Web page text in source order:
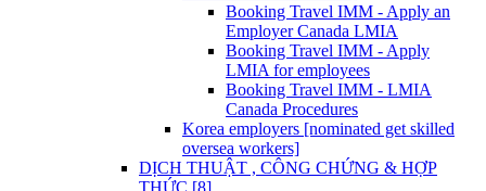
Booking Travel IMM - Apply an
Employer Canada LMIA
Booking Travel IMM - Apply
LMIA for employees
Booking Travel IMM - LMIA
Canada Procedures
Korea employers [nominated get skilled
oversea workers]
DỊCH THUẬT , CÔNG CHỨNG & HỢP
THỨC [8]